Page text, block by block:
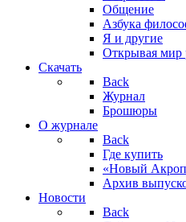
Общение
Азбука
Я и другие
Открывая мир
Скачать
Back
Журнал
Брошюры
О журнале
Back
Где купить
«Новый
Архив
Новости
Back